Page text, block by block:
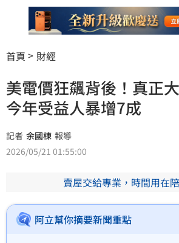
首頁 財經
美電價狂飆背後！真正
今年受益人暴增7成
記者 余國棟 報導
2026/05/21 01:55:00
賣屋交給專業，時間用在
阿立幫你摘要新聞重點